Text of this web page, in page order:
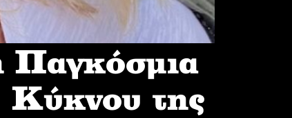
Παγκόσμια
Κύκνου της